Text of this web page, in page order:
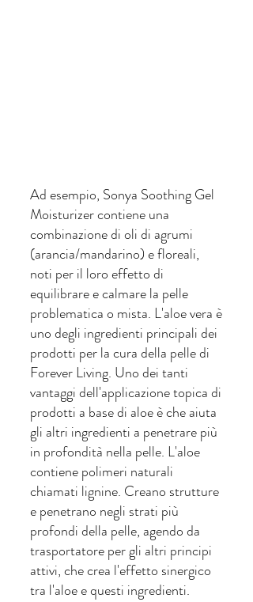
Ad esempio, Sonya Soothing Gel
Moisturizer contiene una
combinazione di oli di agrumi
(arancia/mandarino) e floreali,
noti per il loro effetto di
equilibrare e calmare la pelle
problematica o mista. L'aloe vera è
uno degli ingredienti principali dei
prodotti per la cura della pelle di
Forever Living. Uno dei tanti
vantaggi dell'applicazione topica di
prodotti a base di aloe è che aiuta
gli altri ingredienti a penetrare più
in profondità nella pelle. L'aloe
contiene polimeri naturali
chiamati lignine. Creano strutture
e penetrano negli strati più
profondi della pelle, agendo da
trasportatore per gli altri principi
attivi, che crea l'effetto sinergico
tra l'aloe e questi ingredienti.